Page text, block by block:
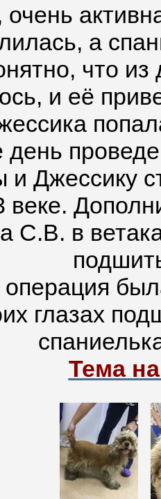
очень
а
что
и её
и Джессику
С.В. в
глазах
Тема